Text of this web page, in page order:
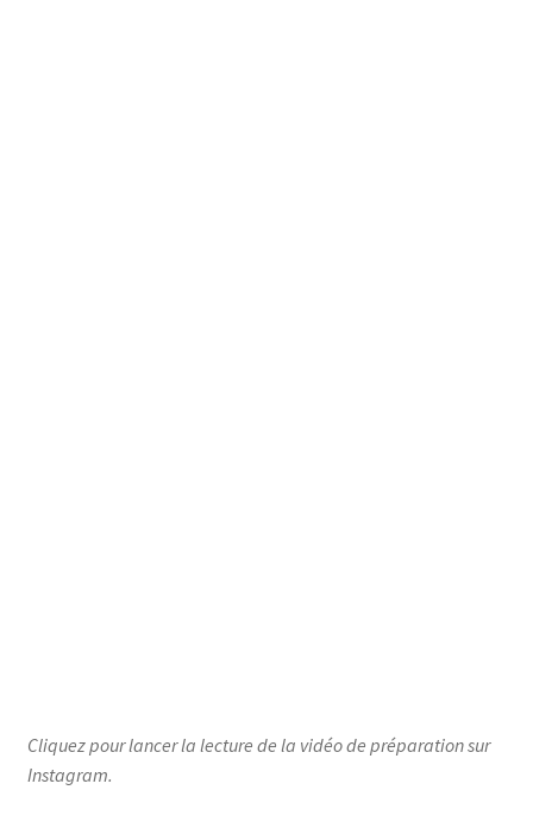
Cliquez pour lancer la lecture de la vidéo de préparation sur
Instagram.